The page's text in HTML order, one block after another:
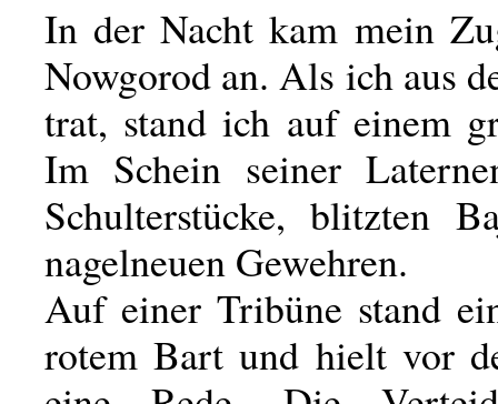
In der Nacht kam mein
Nowgorod an. Als ich aus
trat, stand ich auf einem
Im Schein seiner
Schulterstücke, blitzten
nagelneuen Gewehren.
Auf einer Tribüne stand
rotem Bart und hielt vor